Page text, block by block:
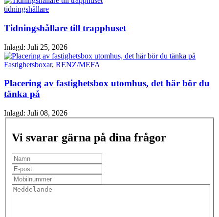
tidningshållare
Tidningshållare till trapphuset
Inlagd: Juli 25, 2026
Fastighetsboxar, RENZ/MEFA
Placering av fastighetsbox utomhus, det här bör du
tänka på
Inlagd: Juli 08, 2026
Vi svarar gärna på dina frågor